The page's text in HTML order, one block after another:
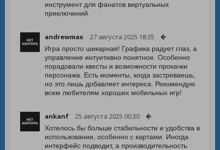
инструмент для фанатов виртуальных
приключений.
andrewmax 27 августа 2025 18:35
Игра просто шикарная! Графика радует глаз, а
управление интуитивно понятное. Особенно
порадовали квесты и возможности прокачки
персонажа. Есть моменты, когда застреваешь,
но это лишь добавляет интереса. Рекомендую
всем любителям хороших мобильных игр!
ankanf 25 августа 2025 00:30
Хотелось бы больше стабильности и удобства в
использовании, особенно с картами. Иногда
интерфейс подводит, а производительность